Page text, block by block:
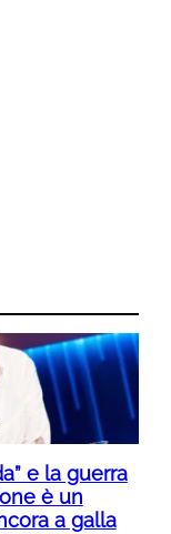
e la guerra
è un
a galla